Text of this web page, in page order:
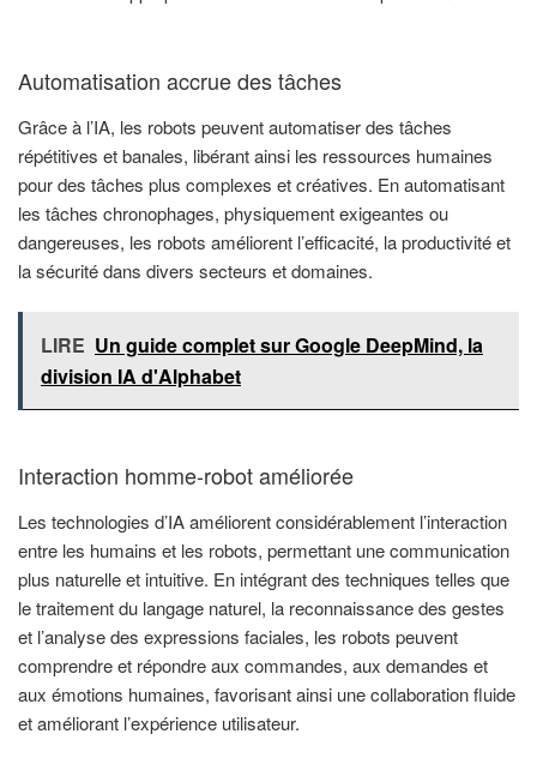
Automatisation accrue des tâches
Grâce à l’IA, les robots peuvent automatiser des tâches
répétitives et banales, libérant ainsi les ressources humaines
pour des tâches plus complexes et créatives. En automatisant
les tâches chronophages, physiquement exigeantes ou
dangereuses, les robots améliorent l’efficacité, la productivité et
la sécurité dans divers secteurs et domaines.
LIRE Un guide complet sur Google DeepMind, la
division IA d'Alphabet
Interaction homme-robot améliorée
Les technologies d’IA améliorent considérablement l’interaction
entre les humains et les robots, permettant une communication
plus naturelle et intuitive. En intégrant des techniques telles que
le traitement du langage naturel, la reconnaissance des gestes
et l’analyse des expressions faciales, les robots peuvent
comprendre et répondre aux commandes, aux demandes et
aux émotions humaines, favorisant ainsi une collaboration fluide
et améliorant l’expérience utilisateur.